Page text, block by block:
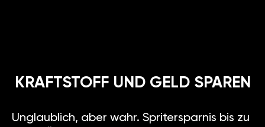
KRAFTSTOFF UND GELD SPAREN
Unglaublich, aber wahr. Spritersparnis bis zu